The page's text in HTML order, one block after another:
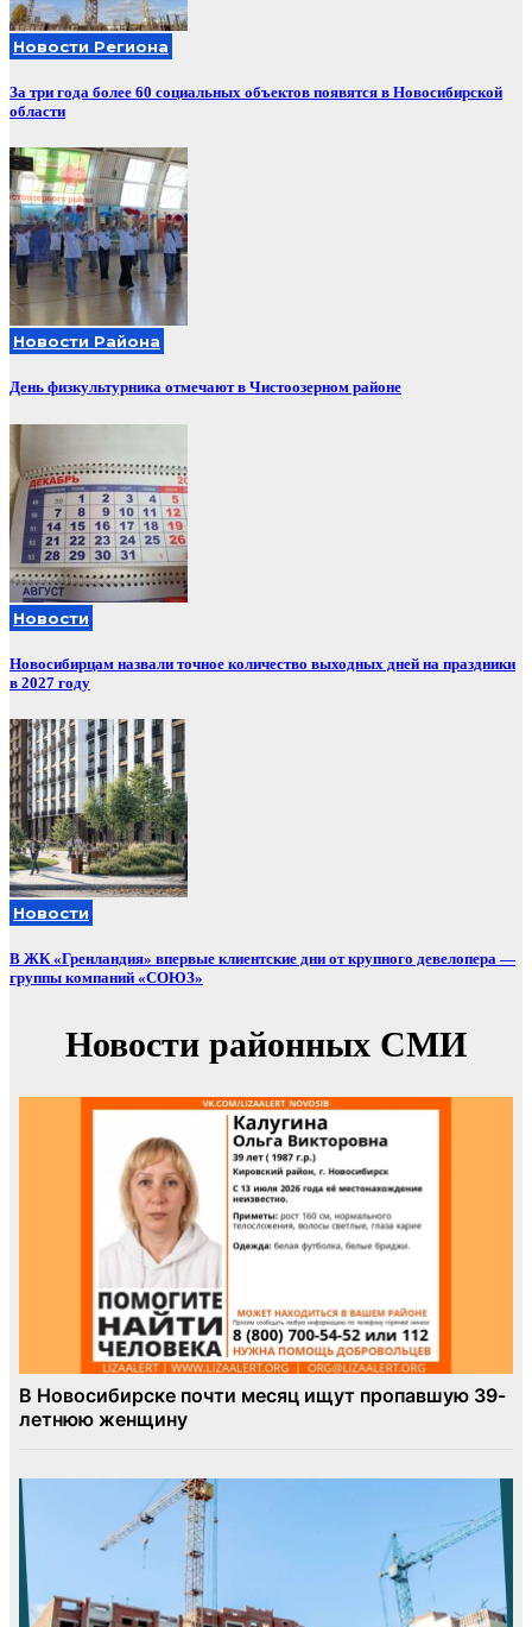
Новости Региона
За три года более 60 социальных объектов появятся в Новосибирской
области
Новости Района
День физкультурника отмечают в Чистоозерном районе
Новости
Новосибирцам назвали точное количество выходных дней на праздники
в 2027 году
Новости
В ЖК «Гренландия» впервые клиентские дни от крупного девелопера —
группы компаний «СОЮЗ»